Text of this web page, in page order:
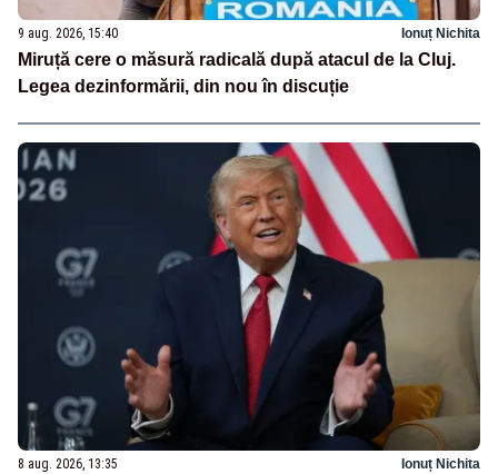
9 aug. 2026, 15:40 Ionuț Nichita
Miruță cere o măsură radicală după atacul de la Cluj.
Legea dezinformării, din nou în discuție
8 aug. 2026, 13:35 Ionuț Nichita